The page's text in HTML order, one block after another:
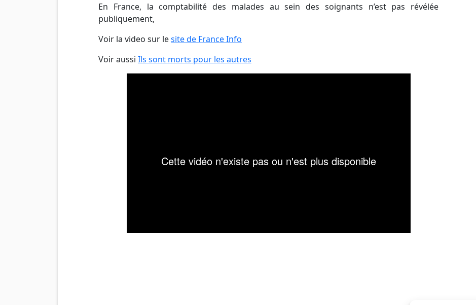
En France, la comptabilité des malades au sein des soignants n’est pas révélée
publiquement,
Voir la video sur lesite de France Info
Voir aussi Ils sont morts pour les autres